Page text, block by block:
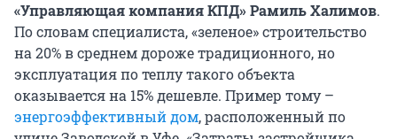
«Управляющая компания КПД» Рамиль Халимов.
По словам специалиста, «зеленое» строительство
на 20% в среднем дороже традиционного, но
эксплуатация по теплу такого объекта
оказывается на 15% дешевле. Пример тому –
энергоэффективный дом, расположенный по